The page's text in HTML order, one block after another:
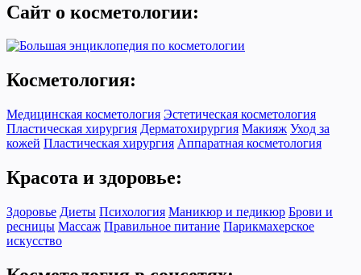
Сайт о косметологии:
Косметология:
Медицинская косметология Эстетическая косметология
Пластическая хирургия Дерматохирургия Макияж Уход за
кожей Пластическая хирургия Аппаратная косметология
Красота и здоровье:
Здоровье Диеты Психология Маникюр и педикюр Брови и
ресницы Массаж Правильное питание Парикмахерское
искусство